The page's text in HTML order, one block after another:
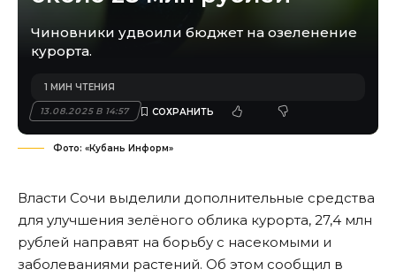
Чиновники удвоили бюджет на озеленение
курорта.
13.08.2025 В 14:57
1 МИН ЧТЕНИЯ
Фото: «Кубань Информ»
Власти Сочи выделили дополнительные средства
для улучшения зелёного облика курорта, 27,4 млн
рублей направят на борьбу с насекомыми и
заболеваниями растений. Об этом сообщил в